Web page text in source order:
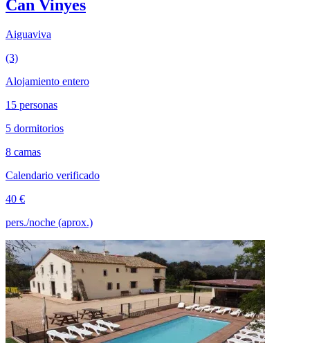
Can Vinyes
Aiguaviva
(3)
Alojamiento entero
15 personas
5 dormitorios
8 camas
Calendario verificado
40 €
pers./noche (aprox.)